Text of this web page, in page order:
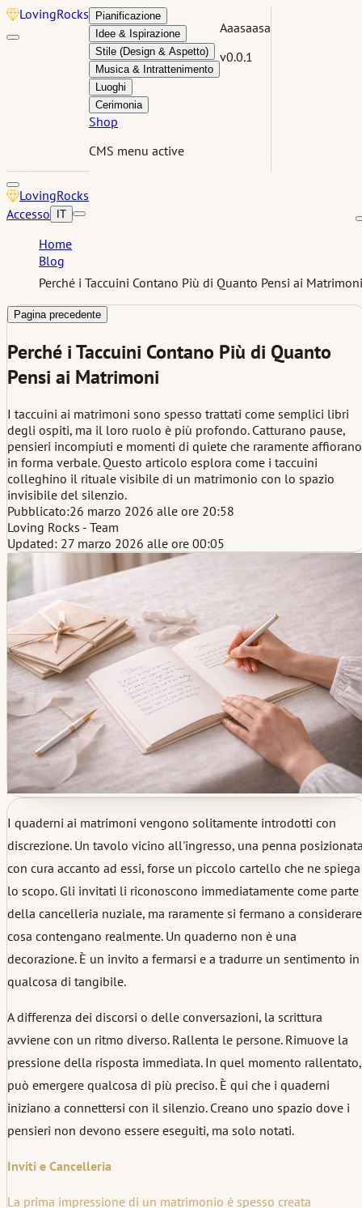
LovingRocks
Pianificazione
Idee & Ispirazione
Stile (Design & Aspetto)
Musica & Intrattenimento
Luoghi
Cerimonia
Shop
CMS menu active
Aaasaasa
v0.0.1
LovingRocks
Accesso
IT
Home
Blog
Perché i Taccuini Contano Più di Quanto Pensi ai Matrimoni
Pagina precedente
Perché i Taccuini Contano Più di Quanto
Pensi ai Matrimoni
I taccuini ai matrimoni sono spesso trattati come semplici libri
degli ospiti, ma il loro ruolo è più profondo. Catturano pause,
pensieri incompiuti e momenti di quiete che raramente affiorano
in forma verbale. Questo articolo esplora come i taccuini
colleghino il rituale visibile di un matrimonio con lo spazio
invisibile del silenzio.
Pubblicato:26 marzo 2026 alle ore 20:58
Loving Rocks - Team
Updated: 27 marzo 2026 alle ore 00:05
I quaderni ai matrimoni vengono solitamente introdotti con
discrezione. Un tavolo vicino all'ingresso, una penna
con cura accanto ad essi, forse un piccolo cartello che ne spiega
lo scopo. Gli invitati li riconoscono immediatamente come parte
della cancelleria nuziale, ma raramente si fermano a considerare
cosa contengano realmente. Un quaderno non è una
decorazione. È un invito a fermarsi e a tradurre un sentimento in
qualcosa di tangibile.
A differenza dei discorsi o delle conversazioni, la scrittura
avviene con un ritmo diverso. Rallenta le persone. Rimuove la
pressione della risposta immediata. In quel momento rallentato,
può emergere qualcosa di più preciso. È qui che i quaderni
iniziano a connettersi con il silenzio. Creano uno spazio dove i
pensieri non devono essere eseguiti, ma solo notati.
Inviti e Cancelleria
La prima impressione di un matrimonio è spesso creata